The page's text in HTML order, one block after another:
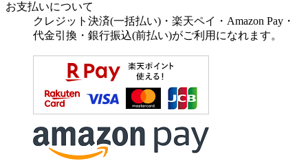
お支払いについて
クレジット決済(一括払い)・楽天ペイ・Amazon Pay・
代金引換・銀行振込(前払い)がご利用になれます。